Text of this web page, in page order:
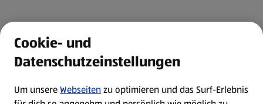
Cookie- und
Datenschutzeinstellungen
Um unsereWebseitenzu optimieren und das Surf-Erlebnis